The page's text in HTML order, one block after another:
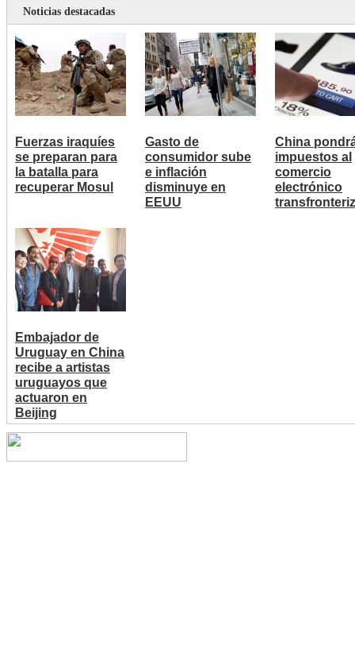
Noticias destacadas
Fuerzas iraquíes
se preparan para
la batalla para
recuperar Mosul
Gasto de
consumidor sube
e inflación
disminuye en
EEUU
China
impuestos al
comercio
electrónico
Embajador de
Uruguay en China
recibe a artistas
uruguayos que
actuaron en
Beijing